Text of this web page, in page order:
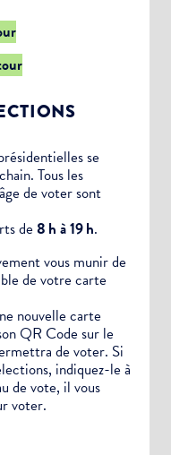
se
Tous les
de voter sont
de 8 h à 19 h.
vous munir de
de votre carte
nouvelle carte
QR Code sur le
de voter. Si
indiquez-le à
de vote, il vous
voter.